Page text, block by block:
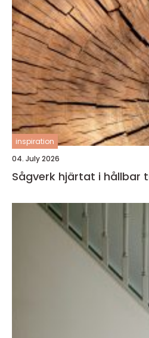
inspiration
04. July 2026
Sågverk hjärtat i